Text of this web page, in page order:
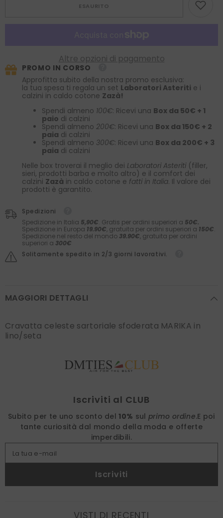
ESAURITO
Altre opzioni di pagamento
PROMO IN CORSO
Approfitta subito della nostra promo esclusiva:
la tua spesa ti regala un set Laboratori Asteriti e i
calzini in caldo cotone Zazà!
Spendi almeno 100€: Ricevi una Box da 50€ + 1
paio di calzini
Spendi almeno 200€: Ricevi una Box da 150€ + 2
paia di calzini
Spendi almeno 300€: Ricevi una Box da 200€ + 3
paia di calzini
Nelle box troverai il meglio dei Laboratori Asteriti (filler,
sieri, prodotti barba e molto altro) e il comfort dei
calzini Zazà in caldo cotone e fatti in Italia. Il valore dei
prodotti è garantito.
Spedizioni
Spedizione in Italia 5,90€. Gratis per ordini superiori a 50€.
Spedizione in Europa 19.90€, gratuita per ordini superiori a 150€.
Spedizione nel resto del mondo 39.90€, gratuita per ordini
superiori a 300€
Solitamente spedito in 2/3 giorni lavorativi.
MAGGIORI DETTAGLI
Cravatta celeste sartoriale sfoderata MARIKA in
lino/seta
Iscriviti al CLUB
Subito per te uno sconto del 10% sulprimo ordine.E poi
tante curiosità dal mondo della moda e offerte
imperdibili.
La tua e-mail
Iscriviti
VISTI DI RECENTI